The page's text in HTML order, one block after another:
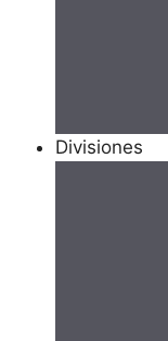
Divisiones